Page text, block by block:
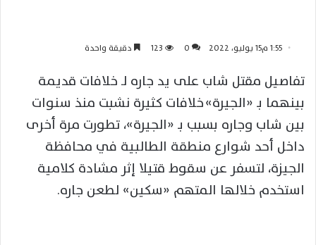
1:55 م15 يوليو، 2022 0
123 دقيقة واحدة
تفاصيل مقتل شاب على يد جاره لـ خلافات قديمة
بينهما بـ «الجيرة» خلافات كثيرة نشبت منذ سنوات
بين شاب وجاره بسبب بـ «الجيرة»، تطورت مرة أخرى
داخل أحد شوارع منطقة الطالبية في محافظة
الجيزة، لتسفر عن سقوط قتيلا إثر مشادة كلامية
استخدم خلالها المتهم «سكين» لطعن جاره.